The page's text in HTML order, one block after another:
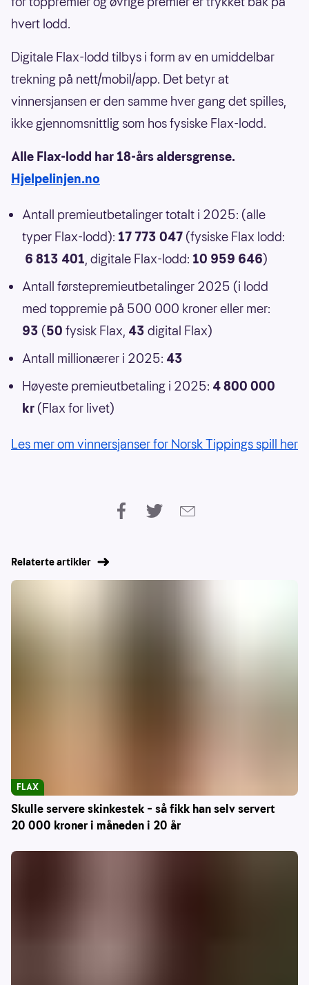
hvert lodd.
Digitale Flax-lodd tilbys i form av en umiddelbar
trekning på nett/mobil/app. Det betyr at
vinnersjansen er den samme hver gang det spilles,
ikke gjennomsnittlig som hos fysiske Flax-lodd.
Alle Flax-lodd har 18-års aldersgrense.
Hjelpelinjen.no
Antall premieutbetalinger totalt i 2025: (alle
typer Flax-lodd): 17 773 047 (fysiske Flax lodd:
6 813 401, digitale Flax-lodd: 10 959 646)
Antall førstepremieutbetalinger 2025 (i lodd
med toppremie på 500 000 kroner eller mer:
93 (50 fysisk Flax, 43 digital Flax)
Antall millionærer i 2025: 43
Høyeste premieutbetaling i 2025: 4 800 000
kr (Flax for livet)
Les mer om vinnersjanser for Norsk Tippings spill her
Relaterte artikler
Skulle servere skinkestek – så fikk han selv servert
20 000 kroner i måneden i 20 år
FLAX